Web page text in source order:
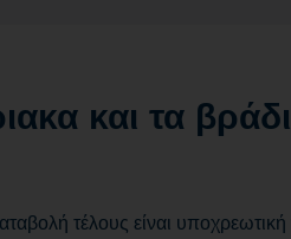
και τα
τέλους είναι υποχρεωτική